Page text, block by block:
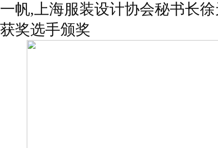
一帆,上海服装设计协会秘书长
获奖选手颁奖